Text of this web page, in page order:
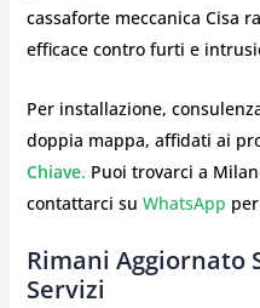
cassaforte meccanica Cisa
efficace contro furti e
Per installazione,
doppia mappa, affidati ai
Chiave. Puoi trovarci a
contattarci su WhatsApp
Rimani Aggiornato
Servizi